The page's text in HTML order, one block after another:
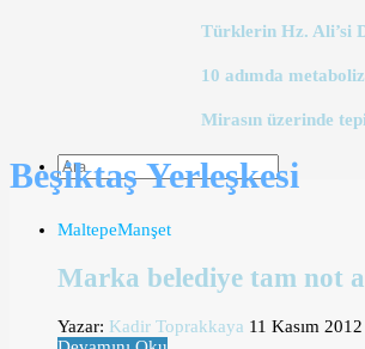
Türklerin Hz. Ali’si
10 adımda
Mirasın üzerinde
Beşiktaş Yerleşkesi
MaltepeManşet
Marka belediye tam not
Yazar: Kadir Toprakkaya 11 Kasım 2012